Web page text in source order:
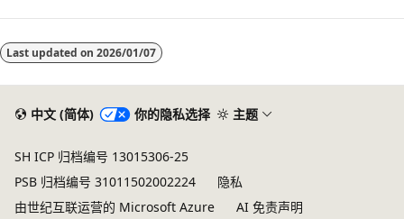
Last updated on 2026/01/07
中文 (简体) 你的隐私选择 主题
SH ICP 归档编号 13015306-25
PSB 归档编号 31011502002224
隐私
由世纪互联运营的 Microsoft Azure
AI 免责声明